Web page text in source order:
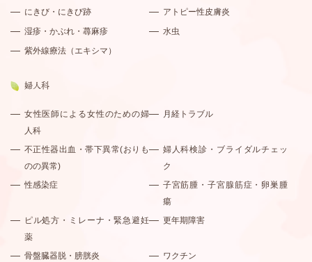
にきび・にきび跡
アトピー性皮膚炎
湿疹・かぶれ・蕁麻疹
水虫
紫外線療法（エキシマ）
婦人科
女性医師による女性のための婦
人科
月経トラブル
不正性器出血・帯下異常(おりも
のの異常)
婦人科検診・ブライダルチェッ
ク
性感染症
子宮筋腫・子宮腺筋症・卵巣腫
瘍
ピル処方・ミレーナ・緊急避妊
薬
更年期障害
骨盤臓器脱・膀胱炎 ワクチン